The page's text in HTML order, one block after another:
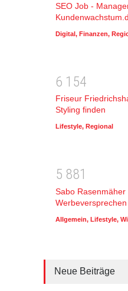
SEO Job -
Digital, Finanzen,
6 1 54
Friseur
Styling finden
Lifestyle, Regional
5 881
Sabo
Werbeversprechen
Allgemein, Lifestyle,
Neue Beiträge